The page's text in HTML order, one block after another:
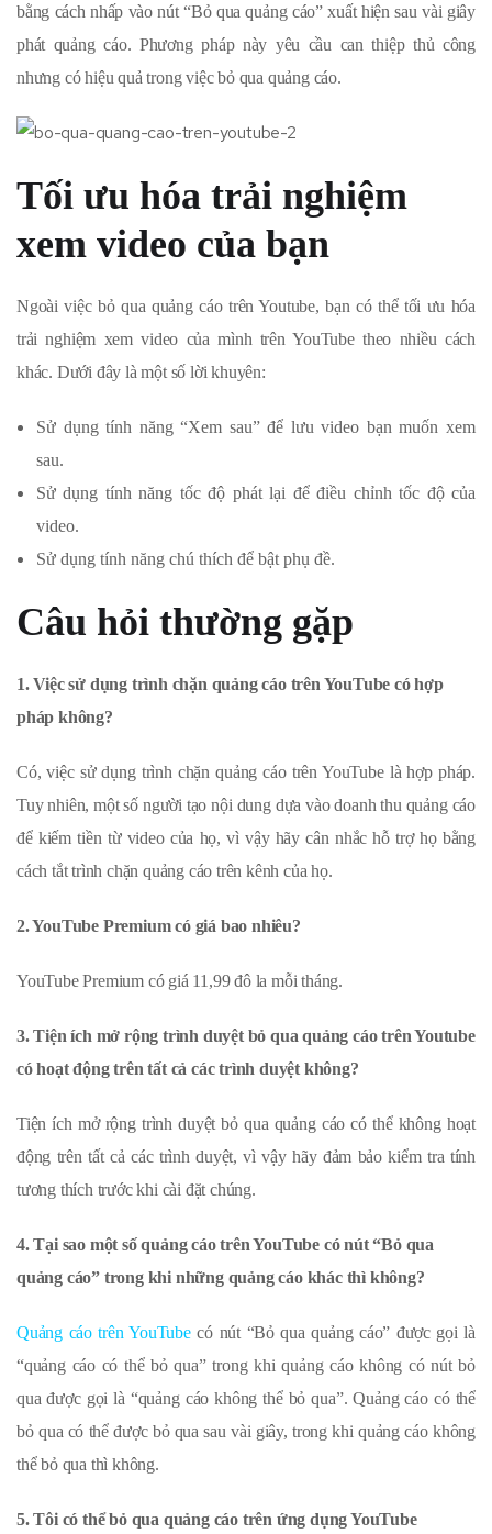
bằng cách nhấp vào nút “Bỏ qua quảng cáo” xuất hiện sau vài giây
phát quảng cáo. Phương pháp này yêu cầu can thiệp thủ công
nhưng có hiệu quả trong việc bỏ qua quảng cáo.
Tối ưu hóa trải nghiệm
xem video của bạn
Ngoài việc bỏ qua quảng cáo trên Youtube, bạn có thể tối ưu hóa
trải nghiệm xem video của mình trên YouTube theo nhiều cách
khác. Dưới đây là một số lời khuyên:
Sử dụng tính năng “Xem sau” để lưu video bạn muốn xem
sau.
Sử dụng tính năng tốc độ phát lại để điều chỉnh tốc độ của
video.
Sử dụng tính năng chú thích để bật phụ đề.
Câu hỏi thường gặp
1. Việc sử dụng trình chặn quảng cáo trên YouTube có hợp
pháp không?
Có, việc sử dụng trình chặn quảng cáo trên YouTube là hợp pháp.
Tuy nhiên, một số người tạo nội dung dựa vào doanh thu quảng cáo
để kiếm tiền từ video của họ, vì vậy hãy cân nhắc hỗ trợ họ bằng
cách tắt trình chặn quảng cáo trên kênh của họ.
2. YouTube Premium có giá bao nhiêu?
YouTube Premium có giá 11,99 đô la mỗi tháng.
3. Tiện ích mở rộng trình duyệt bỏ qua quảng cáo trên Youtube
có hoạt động trên tất cả các trình duyệt không?
Tiện ích mở rộng trình duyệt bỏ qua quảng cáo có thể không hoạt
động trên tất cả các trình duyệt, vì vậy hãy đảm bảo kiểm tra tính
tương thích trước khi cài đặt chúng.
4. Tại sao một số quảng cáo trên YouTube có nút “Bỏ qua
quảng cáo” trong khi những quảng cáo khác thì không?
Quảng cáo trên YouTubecó nút “Bỏ qua quảng cáo” được gọi là
“quảng cáo có thể bỏ qua” trong khi quảng cáo không có nút bỏ
qua được gọi là “quảng cáo không thể bỏ qua”. Quảng cáo có thể
bỏ qua có thể được bỏ qua sau vài giây, trong khi quảng cáo không
thể bỏ qua thì không.
5. Tôi có thể bỏ qua quảng cáo trên ứng dụng YouTube